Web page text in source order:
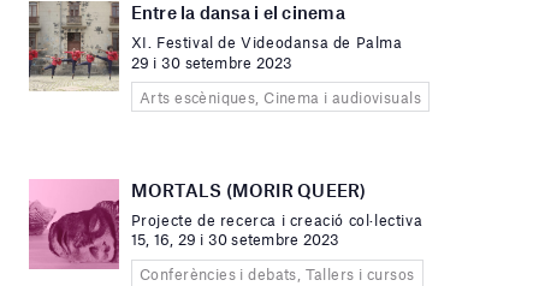
Entre la dansa i el cinema
XI. Festival de Videodansa de Palma
29 i 30 setembre 2023
Arts escèniques, Cinema i audiovisuals
MORTALS (MORIR QUEER)
Projecte de recerca i creació col·lectiva
15, 16, 29 i 30 setembre 2023
Conferències i debats, Tallers i cursos